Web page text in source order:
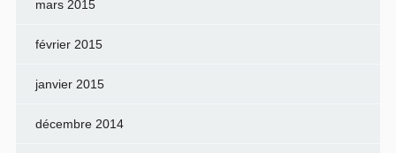
mars 2015
février 2015
janvier 2015
décembre 2014